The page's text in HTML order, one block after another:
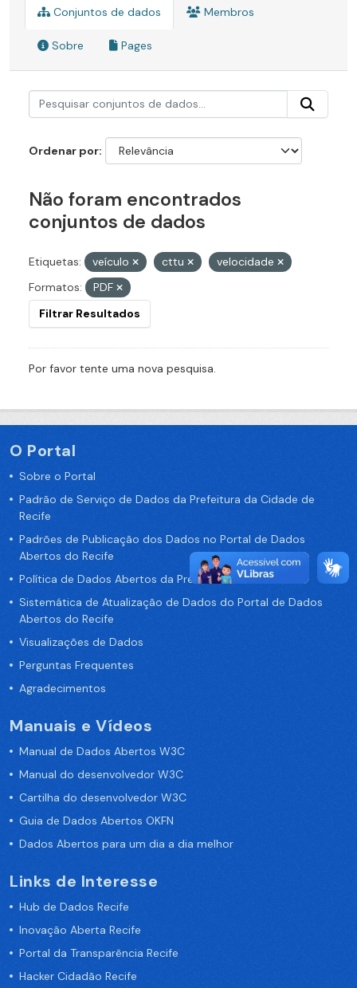
Conjuntos de dados Membros
Sobre Pages
Ordenar por
Não foram encontrados
conjuntos de dados
Etiquetas: veículo cttu
velocidade
Formatos:
PDF
Filtrar Resultados
Por favor tente uma nova pesquisa.
O Portal
Sobre o Portal
Padrão de Serviço de Dados da Prefeitura da Cidade de
Recife
Padrões de Publicação dos Dados no Portal de Dados
Abertos do Recife
Política de Dados Abertos da Prefeitura do Recife
Sistemática de Atualização de Dados do Portal de Dados
Abertos do Recife
Visualizações de Dados
Perguntas Frequentes
Agradecimentos
Manuais e Vídeos
Manual de Dados Abertos W3C
Manual do desenvolvedor W3C
Cartilha do desenvolvedor W3C
Guia de Dados Abertos OKFN
Dados Abertos para um dia a dia melhor
Links de Interesse
Hub de Dados Recife
Inovação Aberta Recife
Portal da Transparência Recife
Hacker Cidadão Recife